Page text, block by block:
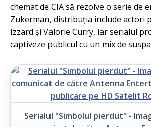
chemat de CIA să rezolve o serie de
Zukerman, distribuția include actori
Izzard și Valorie Curry, iar serialul
captiveze publicul cu un mix de
Serialul "Simbolul pierdut" -